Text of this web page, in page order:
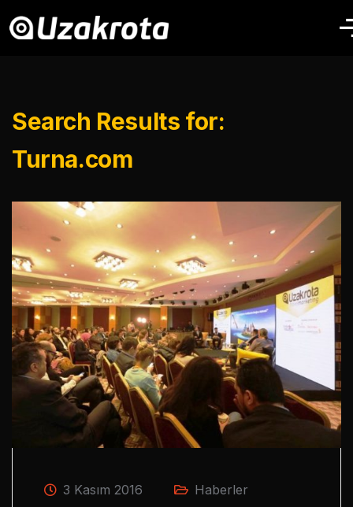
Search Results for:
Turna.com
3 Kasım 2016 Haberler